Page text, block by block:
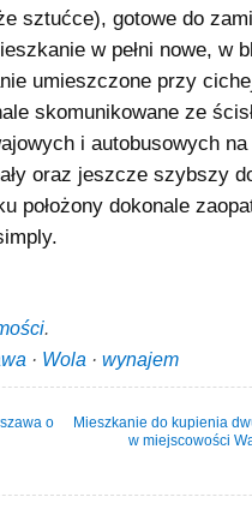
sztućce), gotowe do
w pełni nowe, w
umieszczone przy
skomunikowane ze
i autobusowych
oraz jeszcze szybszy
położony dokonale
.
· Wola · wynajem
o
Mieszkanie do kupienia
w miejscowości